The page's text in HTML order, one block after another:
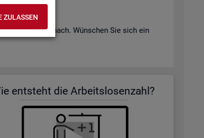
ZULASSEN
nach und nach. Wün­schen Sie sich ein
ent­steht die Ar­beits­lo­sen­zahl?